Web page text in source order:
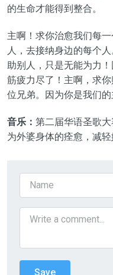
的生命才能得到整合。
主啊！求你治愈我们每
人，去接纳身边的每个
助别人，只是无能为力
筋疲力尽了！主啊，求
位兄弟。因为你是我们
音乐： 第二届华语圣歌
为外婆身体的痊愈，减轻